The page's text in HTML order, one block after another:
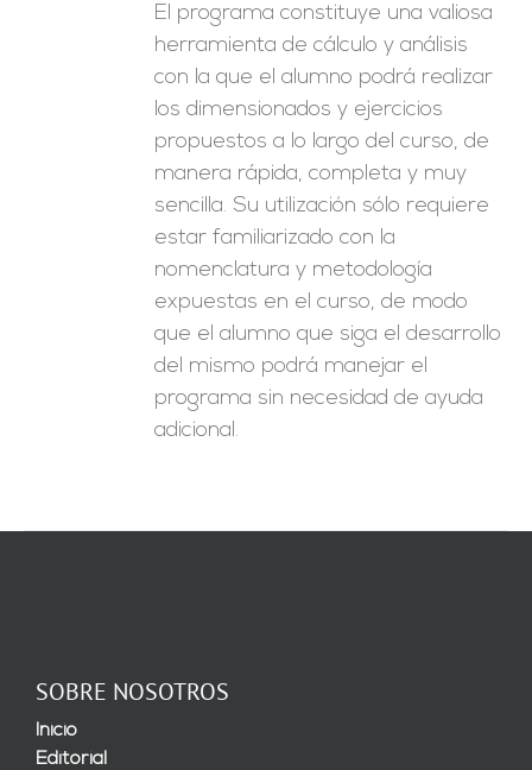
El programa constituye una valiosa
herramienta de cálculo y análisis
con la que el alumno podrá realizar
los dimensionados y ejercicios
propuestos a lo largo del curso, de
manera rápida, completa y muy
sencilla. Su utilización sólo requiere
estar familiarizado con la
nomenclatura y metodología
expuestas en el curso, de modo
que el alumno que siga el desarrollo
del mismo podrá manejar el
programa sin necesidad de ayuda
adicional.
SOBRE NOSOTROS
Inicio
Editorial